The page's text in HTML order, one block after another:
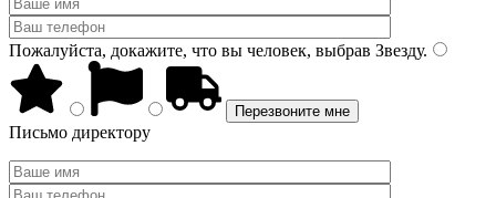
Пожалуйста, докажите, что вы человек, выбрав Звезду.
Письмо директору